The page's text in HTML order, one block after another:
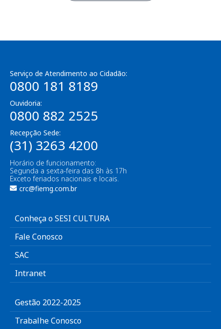
Serviço de Atendimento ao Cidadão:
0800 181 8189
Ouvidoria:
0800 882 2525
Recepção Sede:
(31) 3263 4200
Horário de funcionamento:
Segunda a sexta-feira das 8h às 17h
Exceto feriados nacionais e locais.
crc@fiemg.com.br
Conheça o SESI CULTURA
Fale Conosco
SAC
Intranet
Gestão 2022-2025
Trabalhe Conosco